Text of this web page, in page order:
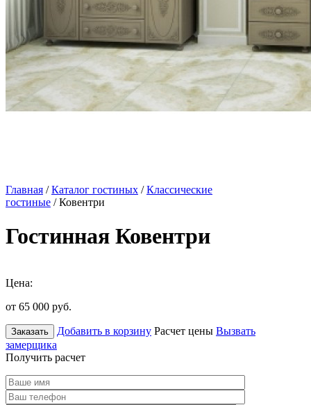
Главная /Каталог гостиных /Классические
гостиные / Ковентри
Гостинная Ковентри
Цена:
от 65 000 руб.
Заказать Добавить в корзину Расчет цены Вызвать
замерщика
Получить расчет